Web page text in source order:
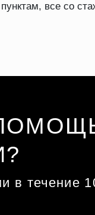
все со
в течение